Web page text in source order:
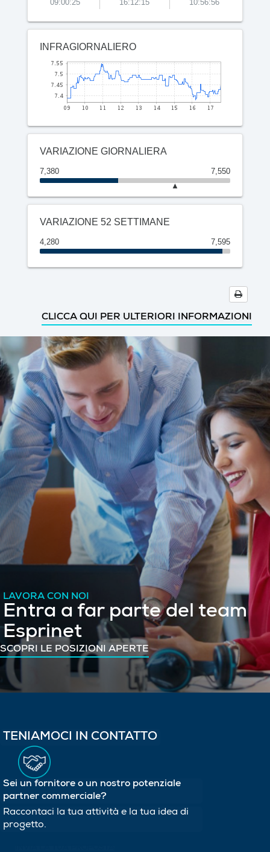
CLICCA QUI PER ULTERIORI INFORMAZIONI
LAVORA CON NOI
Entra a far parte del team
Esprinet
SCOPRI LE POSIZIONI APERTE
TENIAMOCI IN CONTATTO
Sei un fornitore o un nostro potenziale
partner commerciale?
Raccontaci la tua attività e la tua idea di
progetto.